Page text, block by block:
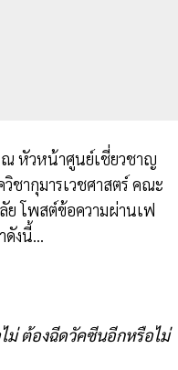
ณ หัวหน้าศูนย์เชี่ยวชาญ
ชากุมารเวชศาสตร์ คณะ
โพสต์ข้อความผ่านเฟ
ดังนี้...
ม่ ต้องฉีดวัคซีนอีกหรือไม่